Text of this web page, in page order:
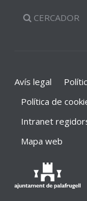
CERCADOR
Avís legal
Política de
Intranet
Mapa web